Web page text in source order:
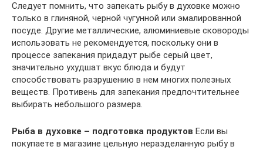
Следует помнить, что запекать рыбу в духовке можно
только в глиняной, черной чугунной или эмалированной
посуде. Другие металлические, алюминиевые сковороды
использовать не рекомендуется, поскольку они в
процессе запекания придадут рыбе серый цвет,
значительно ухудшат вкус блюда и будут
способствовать разрушению в нем многих полезных
веществ. Противень для запекания предпочтительнее
выбирать небольшого размера.
Рыба в духовке – подготовка продуктов Если вы
покупаете в магазине цельную неразделанную рыбу в